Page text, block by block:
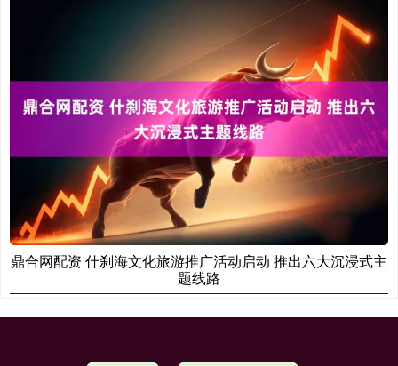
鼎合网配资 什刹海文化旅游推广活动启动 推出六大沉浸式主
题线路